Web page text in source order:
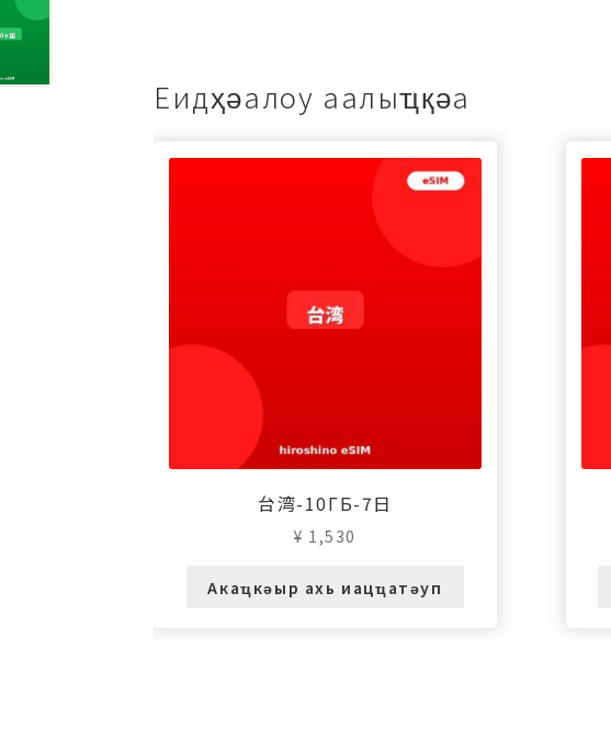
Еидҳәалоу аалыҵқәа
台湾-10ГБ-7日
¥ 1,530
Акаҵкәыр ахь иацҵатәуп